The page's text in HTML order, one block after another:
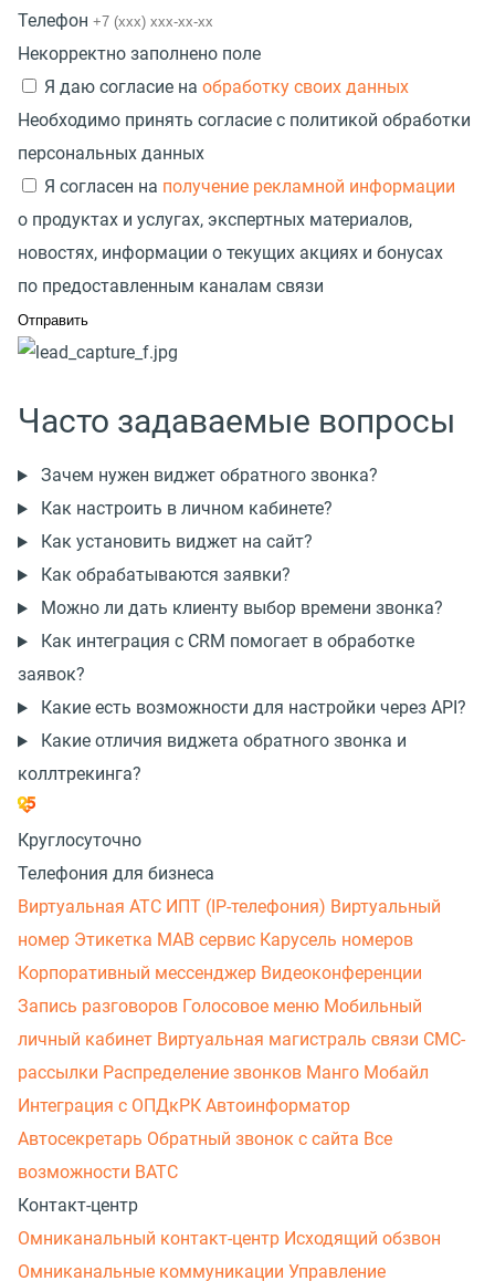
Телефон
Некорректно заполнено поле
Я даю согласие на обработку своих данных
Необходимо принять согласие с политикой обработки
персональных данных
Я согласен на получение рекламной информации
о продуктах и услугах, экспертных материалов,
новостях, информации о текущих акциях и бонусах
по предоставленным каналам связи
Часто задаваемые вопросы
Зачем нужен виджет обратного звонка?
Как настроить в личном кабинете?
Как установить виджет на сайт?
Как обрабатываются заявки?
Можно ли дать клиенту выбор времени звонка?
Как интеграция с CRM помогает в обработке
заявок?
Какие есть возможности для настройки через API?
Какие отличия виджета обратного звонка и
коллтрекинга?
Круглосуточно
Телефония для бизнеса
Виртуальная АТС ИПТ (IP-телефония) Виртуальный
номер Этикетка МАВ сервис Карусель номеров
Корпоративный мессенджер Видеоконференции
Запись разговоров Голосовое меню Мобильный
личный кабинет Виртуальная магистраль связи СМС-
рассылки Распределение звонков Манго Мобайл
Интеграция с ОПДкРК Автоинформатор
Автосекретарь Обратный звонок с сайта Все
возможности ВАТС
Контакт-центр
Омниканальный контакт-центр Исходящий обзвон
Омниканальные коммуникации Управление